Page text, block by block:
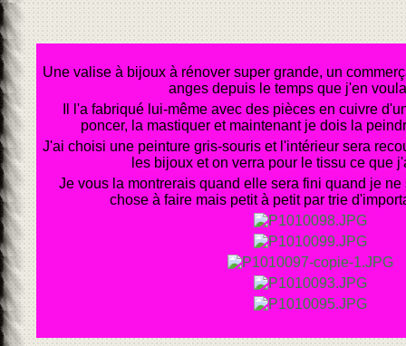
Une valise à bijoux à rénover super grande, un
anges depuis le temps que j'en
Il l'a fabriqué lui-même avec des pièces en cuivre
poncer, la mastiquer et maintenant je dois la
J'ai choisi une peinture gris-souris et l'intérieur sera
les bijoux et on verra pour le tissu ce que
Je vous la montrerais quand elle sera fini quand je
chose à faire mais petit à petit par trie